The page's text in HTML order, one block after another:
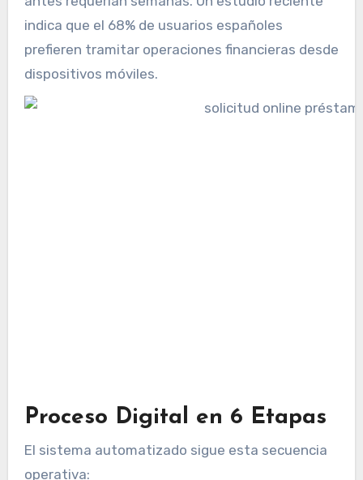
indica que el 68% de usuarios españoles
prefieren tramitar operaciones financieras desde
dispositivos móviles.
Proceso Digital en 6 Etapas
El sistema automatizado sigue esta secuencia
operativa: